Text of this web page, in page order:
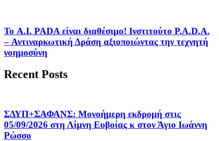
Το A.I. PADA είναι διαθέσιμο! Ινστιτούτο P.A.D.A.
– Αντιναρκωτική Δράση αξιοποιώντας την τεχνητή
νοημοσύνη
Recent Posts
ΣΔΥΠ+ΣΑΦΑΝΣ: Μονοήμερη εκδρομή στις
05/09/2026 στη Λίμνη Ευβοίας κ στον Άγιο Ιωάννη
Ρώσσο